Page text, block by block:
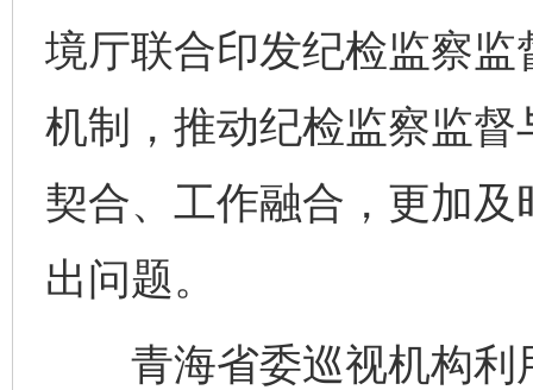
境厅联合印发纪检监察
机制，推动纪检监察监
契合、工作融合，更加
出问题。
青海省委巡视机构利